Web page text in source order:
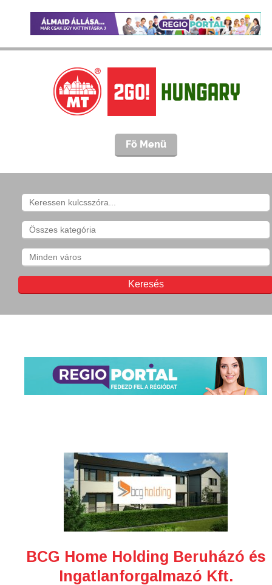
Fö Menü
BCG Home Holding Beruházó és
Ingatlanforgalmazó Kft.